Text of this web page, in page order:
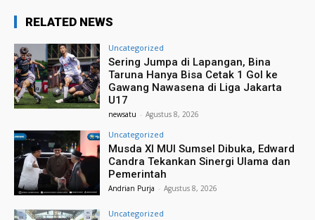
RELATED NEWS
Uncategorized
Sering Jumpa di Lapangan, Bina
Taruna Hanya Bisa Cetak 1 Gol ke
Gawang Nawasena di Liga Jakarta
U17
newsatu - Agustus 8, 2026
Uncategorized
Musda XI MUI Sumsel Dibuka, Edward
Candra Tekankan Sinergi Ulama dan
Pemerintah
Andrian Purja - Agustus 8, 2026
Uncategorized